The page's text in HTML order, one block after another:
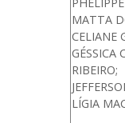
MATTA
CELIANE
GÉSSICA
RIBEIRO;
LÍGIA